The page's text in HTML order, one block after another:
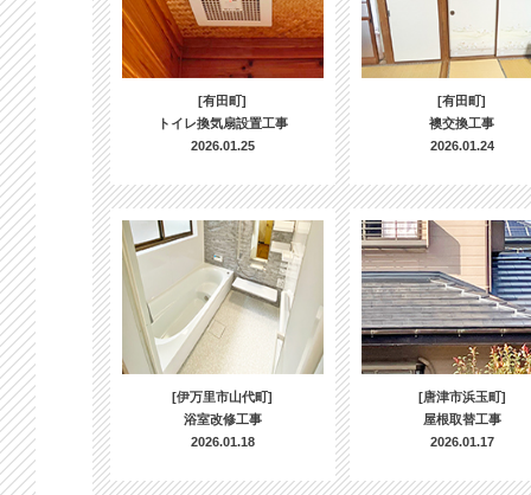
[有田町]
トイレ換気扇設置工事
2026.01.25
[有田町]
襖交換工事
2026.01.24
[伊万里市山代町]
浴室改修工事
2026.01.18
[唐津市浜玉町]
屋根取替工事
2026.01.17